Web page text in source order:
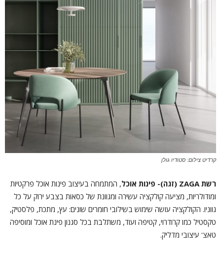
קרדיט צילום: סטודיו גולן
רשת ZAGA (זגה)- פינות אוכל, המתמחה בעיצוב פינות אוכל פרקטיות
ומודולריות, מציעה קולקציה עשירה ומגוונת של כסאות בצבע ירוק על כל
גווניו. הקולקציה עושה שימוש בשילובי חומרים שונים: עץ, מתכת, פלסטיק,
טקסטיל כמו קרודרוי, קטיפה ועוד, משתלבת בכל סגנון פינת אוכל ומוסיפה
טאצ' עיצובי מדליק.